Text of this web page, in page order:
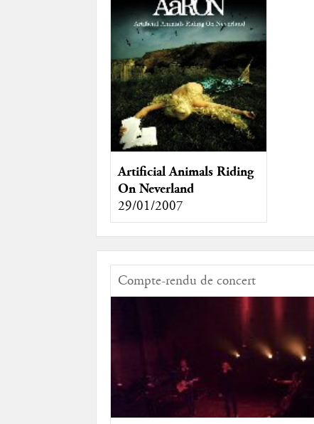
Artificial Animals Riding
On Neverland
29/01/2007
Compte-rendu de concert